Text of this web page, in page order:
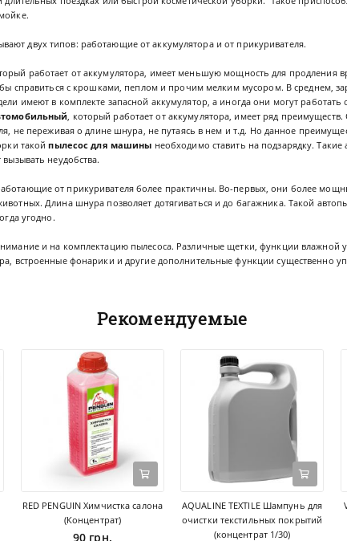
двух типов: работающие от аккумулятора и от прикуривателя.
работает от аккумулятора, имеет меньшую мощность для продления
справиться с крошками, пеплом и прочим мелким мусором. В среднем,
имеют в комплекте запасной аккумулятор, а иногда они могут работать
, который работает от аккумулятора, имеет ряд преимуществ.
не переживая о длине шнура, не путаясь в нем и т.д. Но данное
такойпылесос для машины необходимо ставить на подзарядку.
неудобства.
от прикуривателя более практичны. Во-первых, они более
Длина шнура позволяет дотягиваться и до багажника. Такой
угодно.
и на комплектацию пылесоса. Различные щетки, функции влажной
встроенные фонарики и другие дополнительные функции существенно
Рекомендуемые
RED PENGUIN Химчистка салона
(Концентрат)
90 грн.
AQUALINE TEXTILE Шампунь для
очистки текстильных покрытий
(концентрат 1/30)